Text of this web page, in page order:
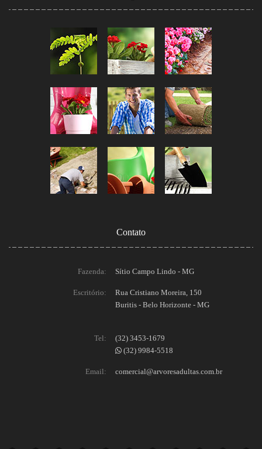
Contato
Fazenda: Sítio Campo Lindo - MG
Escritório:
Rua Cristiano Moreira, 150
Buritis - Belo Horizonte - MG
Tel:
(32) 3453-1679
(32) 9984-5518
Email: comercial@arvoresadultas.com.br